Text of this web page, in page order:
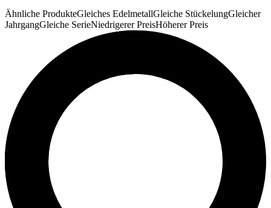
Ähnliche ProdukteGleiches EdelmetallGleiche StückelungGleicher
JahrgangGleiche SerieNiedrigerer PreisHöherer Preis